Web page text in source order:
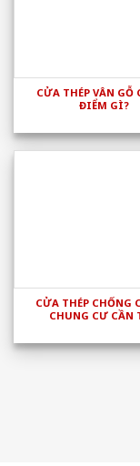
CỬA THÉP VÂN GỖ
ĐIỂM GÌ?
CỬA THÉP CHỐNG
CHUNG CƯ CẦN